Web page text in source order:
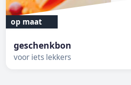
op maat
geschenkbon
voor iets lekkers